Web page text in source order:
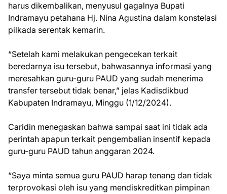
harus dikembalikan, menyusul gagalnya Bupati
Indramayu petahana Hj. Nina Agustina dalam konstelasi
pilkada serentak kemarin.
“Setelah kami melakukan pengecekan terkait
beredarnya isu tersebut, bahwasannya informasi yang
meresahkan guru-guru PAUD yang sudah menerima
transfer tersebut tidak benar,” jelas Kadisdikbud
Kabupaten Indramayu, Minggu (1/12/2024).
Caridin menegaskan bahwa sampai saat ini tidak ada
perintah apapun terkait pengembalian insentif kepada
guru-guru PAUD tahun anggaran 2024.
“Saya minta semua guru PAUD harap tenang dan tidak
terprovokasi oleh isu yang mendiskreditkan pimpinan